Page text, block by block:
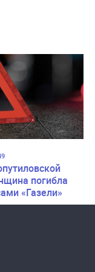
погибла
«Газели»